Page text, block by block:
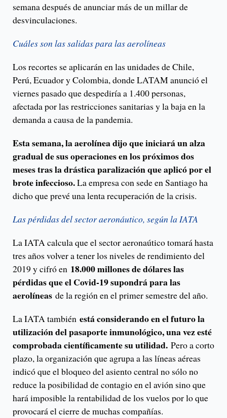
semana después de anunciar más de un millar de
desvinculaciones.
Cuáles son las salidas para las aerolíneas
Los recortes se aplicarán en las unidades de Chile,
Perú, Ecuador y Colombia, donde LATAM anunció el
viernes pasado que despediría a 1.400 personas,
afectada por las restricciones sanitarias y la baja en la
demanda a causa de la pandemia.
Esta semana, la aerolínea dijo que iniciará un alza
gradual de sus operaciones en los próximos dos
meses tras la drástica paralización que aplicó por el
brote infeccioso.La empresa con sede en Santiago ha
dicho que prevé una lenta recuperación de la crisis.
Las pérdidas del sector aeronáutico, según la IATA
La IATA calcula que el sector aeronaútico tomará hasta
tres años volver a tener los niveles de rendimiento del
2019 y cifró en 18.000 millones de dólares las
pérdidas que el Covid-19 supondrá para las
aerolíneas de la región en el primer semestre del año.
La IATA también está considerando en el futuro la
utilización del pasaporte inmunológico, una vez esté
comprobada científicamente su utilidad. Pero a corto
plazo, la organización que agrupa a las líneas aéreas
indicó que el bloqueo del asiento central no sólo no
reduce la posibilidad de contagio en el avión sino que
hará imposible la rentabilidad de los vuelos por lo que
provocará el cierre de muchas compañías.